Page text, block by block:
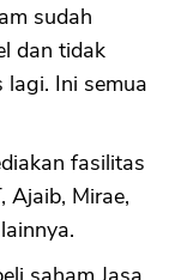
sudah
dan tidak
lagi. Ini semua
fasilitas
Ajaib, Mirae,